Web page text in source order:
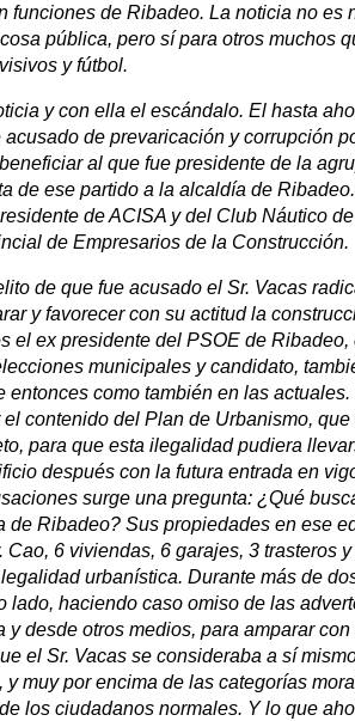
funciones de Ribadeo. La noticia no es
pública, pero sí para otros muchos
y fútbol.
y con ella el escándalo. El hasta
acusado de prevaricación y corrupción
al que fue presidente de la
de ese partido a la alcaldía de
de ACISA y del Club Náutico
de Empresarios de la Construcción.
de que fue acusado el Sr. Vacas
y favorecer con su actitud la
el ex presidente del PSOE de Ribadeo,
municipales y candidato,
entonces como también en las
el contenido del Plan de Urbanismo,
para que esta ilegalidad pudiera
después con la futura entrada en
surge una pregunta: ¿Qué
de Ribadeo? Sus propiedades en ese
Cao, 6 viviendas, 6 garajes, 3 trasteros
urbanística. Durante más de
lado, haciendo caso omiso de las
y desde otros medios, para amparar
el Sr. Vacas se consideraba a sí
y muy por encima de las categorías
los ciudadanos normales. Y lo que